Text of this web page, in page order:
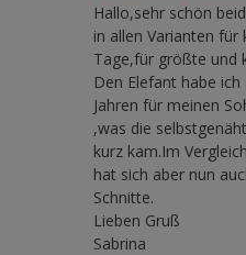
Hallo,sehr schön
in allen Varianten
Tage,für größte und
Den Elefant habe
Jahren für meinen
,was die
kurz kam.Im
hat sich aber nun
Schnitte.
Lieben Gruß
Sabrina